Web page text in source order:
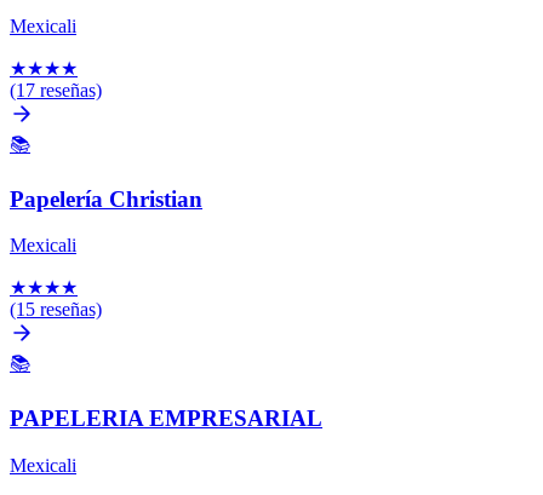
Mexicali
★★★★
(17 reseñas)
📚
Papelería Christian
Mexicali
★★★★
(15 reseñas)
📚
PAPELERIA EMPRESARIAL
Mexicali